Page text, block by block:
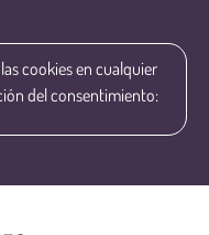
cookies en cualquier
del consentimiento: